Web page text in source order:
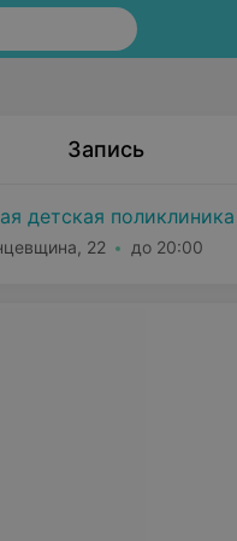
Запись
детская поликлиника
22 до 20:00